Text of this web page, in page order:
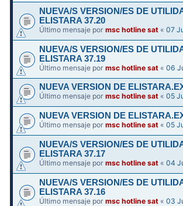
NUEVA/S VERSION/ES DE
ELISTARA 37.20
Último mensaje pormsc hotline sat «07
NUEVA/S VERSION/ES DE
ELISTARA 37.19
Último mensaje pormsc hotline sat «06
NUEVA VERSION DE
Último mensaje pormsc hotline sat «05
NUEVA VERSION DE
Último mensaje pormsc hotline sat «05
NUEVA/S VERSION/ES DE
ELISTARA 37.17
Último mensaje pormsc hotline sat «04
NUEVA/S VERSION/ES DE
ELISTARA 37.16
Último mensaje pormsc hotline sat «03